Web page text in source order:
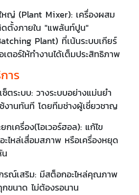
หญ่ (Plant Mixer): เครื่องผสม
ตั้งภายใน "แพล้นท์ปูน"
Plant) ที่เน้นระบบเกียร์
ตอร์ให้ทำงานได้เต็มประสิทธิภาพ
าร
ตระบบ: วางระบบอย่างแม่นยำ
งานทันที โดยทีมช่างผู้เชี่ยวชาญ
กเครื่อง(โอเวอร์ฮอล): แก้ไข
ะไหล่เสื่อมสภาพ หรือเครื่องหยุด
กรณ์เสริม: มีสต็อกอะไหล่คุณภาพ
ขนาด ไม่ต้องรอนาน